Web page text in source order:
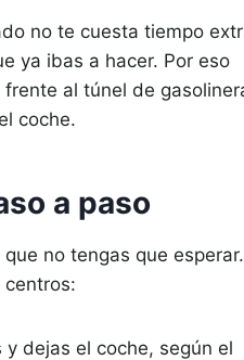
no te cuesta tiempo
ya ibas a hacer. Por eso
al túnel de
coche.
a paso
no tengas que esperar.
centros:
y dejas el coche, según el